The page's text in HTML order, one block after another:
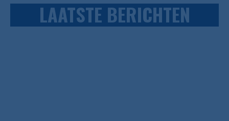
LAATSTE BERICHTEN